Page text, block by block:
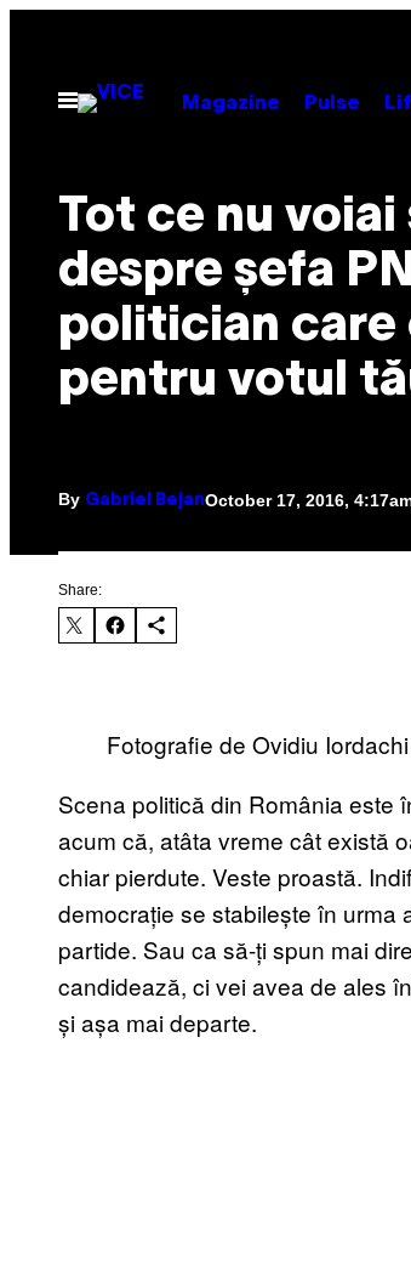
contentOpen
Menu
Magazine Pulse
Tot ce nu voiai
despre șefa
politician care
pentru votul
By Gabriel BejanOctober 17, 2016,
Share:
Fotografie de Ovidiu
Scena politică din România este
acum că, atâta vreme cât există
chiar pierdute. Veste proastă.
democrație se stabilește în urma
partide. Sau ca să-ți spun mai
candidează, ci vei avea de ales
și așa mai departe.